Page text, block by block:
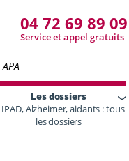
04 72 69 89 09
Service et appel gratuits
Les dossiers
Alzheimer, aidants : tous
les dossiers